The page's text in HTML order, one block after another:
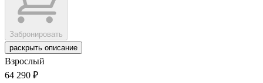
Забронировать
раскрыть описание
Взрослый
64 290 ₽